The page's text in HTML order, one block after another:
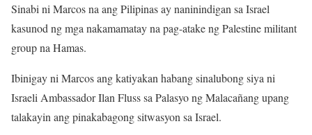
Sinabi ni Marcos na ang Pilipinas ay naninindigan sa Israel
kasunod ng mga nakamamatay na pag-atake ng Palestine militant
group na Hamas.
Ibinigay ni Marcos ang katiyakan habang sinalubong siya ni
Israeli Ambassador Ilan Fluss sa Palasyo ng Malacañang upang
talakayin ang pinakabagong sitwasyon sa Israel.